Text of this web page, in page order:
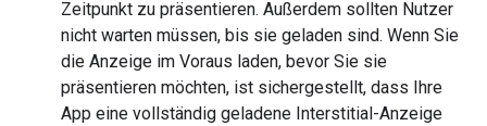
Zeitpunkt zu präsentieren. Außerdem sollten Nutzer
nicht warten müssen, bis sie geladen sind. Wenn Sie
die Anzeige im Voraus laden, bevor Sie sie
präsentieren möchten, ist sichergestellt, dass Ihre
App eine vollständig geladene Interstitial-Anzeige